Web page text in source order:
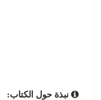
نبذة حول الكتاب: